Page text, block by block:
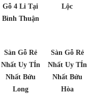
Gỗ 4 Li Tại
Bình Thuận
Lộc
Sàn Gỗ Rẻ
Nhất Uy TÍn
Nhất Bửu
Long
Sàn Gỗ Rẻ
Nhất Uy TÍn
Nhất Bửu
Hòa